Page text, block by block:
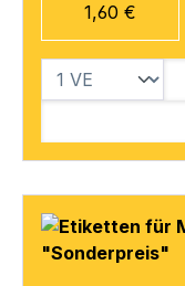
1,60 €